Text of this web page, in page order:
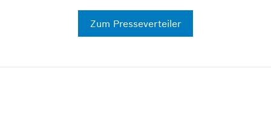
Zum Presseverteiler